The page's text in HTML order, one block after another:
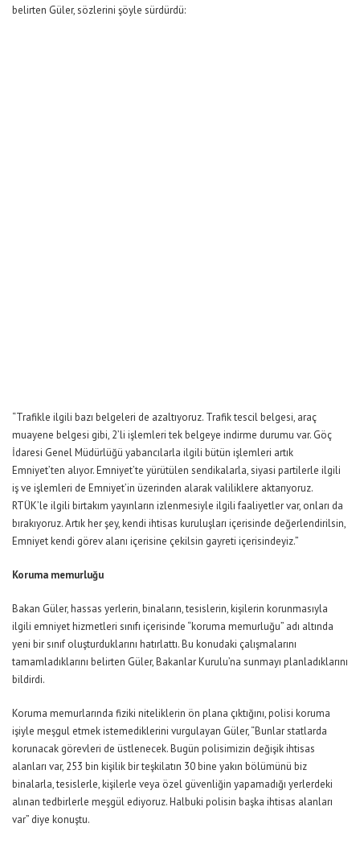
belirten Güler, sözlerini şöyle sürdürdü:
“Trafikle ilgili bazı belgeleri de azaltıyoruz. Trafik tescil belgesi, araç
muayene belgesi gibi, 2’li işlemleri tek belgeye indirme durumu var. Göç
İdaresi Genel Müdürlüğü yabancılarla ilgili bütün işlemleri artık
Emniyet’ten alıyor. Emniyet’te yürütülen sendikalarla, siyasi partilerle ilgili
iş ve işlemleri de Emniyet’in üzerinden alarak valiliklere aktarıyoruz.
RTÜK’le ilgili birtakım yayınların izlenmesiyle ilgili faaliyetler var, onları da
bırakıyoruz. Artık her şey, kendi ihtisas kuruluşları içerisinde değerlendirilsin,
Emniyet kendi görev alanı içerisine çekilsin gayreti içerisindeyiz.”
Koruma memurluğu
Bakan Güler, hassas yerlerin, binaların, tesislerin, kişilerin korunmasıyla
ilgili emniyet hizmetleri sınıfı içerisinde “koruma memurluğu” adı altında
yeni bir sınıf oluşturduklarını hatırlattı. Bu konudaki çalışmalarını
tamamladıklarını belirten Güler, Bakanlar Kurulu’na sunmayı planladıklarını
bildirdi.
Koruma memurlarında fiziki niteliklerin ön plana çıktığını, polisi koruma
işiyle meşgul etmek istemediklerini vurgulayan Güler, “Bunlar statlarda
korunacak görevleri de üstlenecek. Bugün polisimizin değişik ihtisas
alanları var, 253 bin kişilik bir teşkilatın 30 bine yakın bölümünü biz
binalarla, tesislerle, kişilerle veya özel güvenliğin yapamadığı yerlerdeki
alınan tedbirlerle meşgül ediyoruz. Halbuki polisin başka ihtisas alanları
var” diye konuştu.